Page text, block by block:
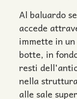
Al baluardo
accede
immette in
botte, in
resti
nella
alle sale